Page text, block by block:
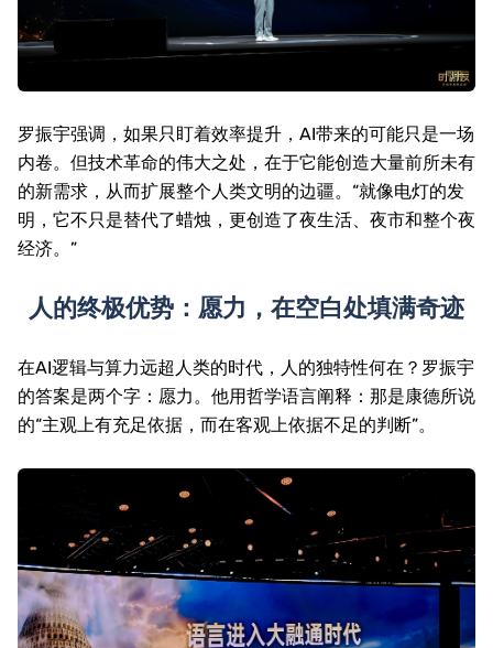
罗振宇强调，如果只盯着效率提升， AI带来的可能只是一场
内卷。但技术革命的伟大之处，在于它能创造大量前所未有
的新需求，从而扩展整个人类文明的边疆。“就像电灯的发
明，它不只是替代了蜡烛，更创造了夜生活、夜市和整个夜
经济。”
人的终极优势：愿力，在空白处填满奇迹
在AI逻辑与算力远超人类的时代，人的独特性何在？罗振宇
的答案是两个字：愿力。他用哲学语言阐释：那是康德所说
的“主观上有充足依据，而在客观上依据不足的判断”。